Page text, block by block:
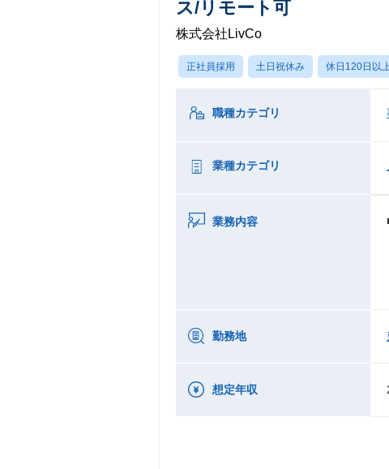
ス/リモート可
株式会社LivCo
正社員採用 土日祝休み 休日120日以
職種カテゴリ
業種カテゴリ
業務内容
勤務地
想定年収